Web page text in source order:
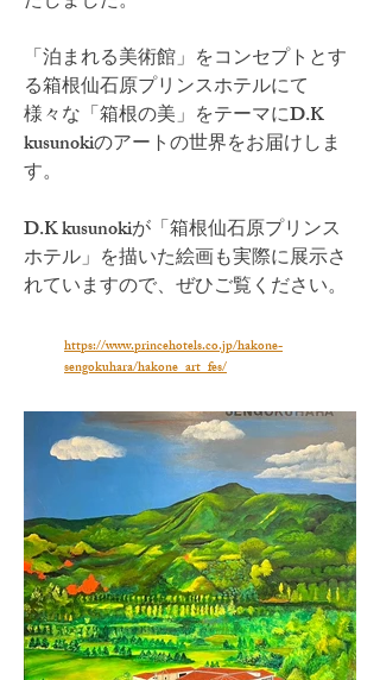
「泊まれる美術館」をコンセプトとす
る箱根仙石原プリンスホテルにて
様々な「箱根の美」をテーマにD.K
kusunokiのアートの世界をお届けしま
す。
D.K kusunokiが「箱根仙石原プリンス
ホテル」を描いた絵画も実際に展示さ
れていますので、ぜひご覧ください。
https://www.princehotels.co.jp/hakone-
sengokuhara/hakone_art_fes/